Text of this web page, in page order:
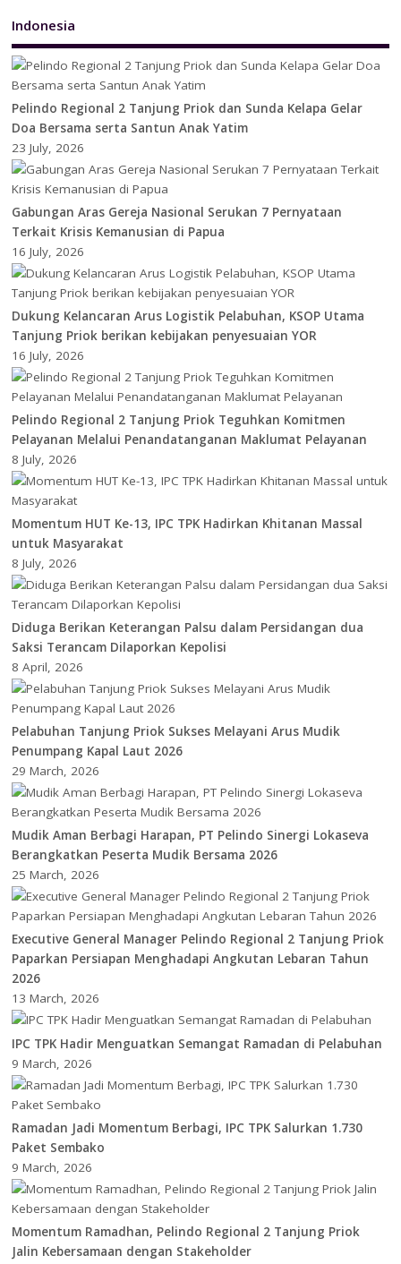
Indonesia
Pelindo Regional 2 Tanjung Priok dan Sunda Kelapa Gelar
Doa Bersama serta Santun Anak Yatim
23 July, 2026
Gabungan Aras Gereja Nasional Serukan 7 Pernyataan
Terkait Krisis Kemanusian di Papua
16 July, 2026
Dukung Kelancaran Arus Logistik Pelabuhan, KSOP Utama
Tanjung Priok berikan kebijakan penyesuaian YOR
16 July, 2026
Pelindo Regional 2 Tanjung Priok Teguhkan Komitmen
Pelayanan Melalui Penandatanganan Maklumat Pelayanan
8 July, 2026
Momentum HUT Ke-13, IPC TPK Hadirkan Khitanan Massal
untuk Masyarakat
8 July, 2026
Diduga Berikan Keterangan Palsu dalam Persidangan dua
Saksi Terancam Dilaporkan Kepolisi
8 April, 2026
Pelabuhan Tanjung Priok Sukses Melayani Arus Mudik
Penumpang Kapal Laut 2026
29 March, 2026
Mudik Aman Berbagi Harapan, PT Pelindo Sinergi Lokaseva
Berangkatkan Peserta Mudik Bersama 2026
25 March, 2026
Executive General Manager Pelindo Regional 2 Tanjung Priok
Paparkan Persiapan Menghadapi Angkutan Lebaran Tahun
2026
13 March, 2026
IPC TPK Hadir Menguatkan Semangat Ramadan di Pelabuhan
9 March, 2026
Ramadan Jadi Momentum Berbagi, IPC TPK Salurkan 1.730
Paket Sembako
9 March, 2026
Momentum Ramadhan, Pelindo Regional 2 Tanjung Priok
Jalin Kebersamaan dengan Stakeholder